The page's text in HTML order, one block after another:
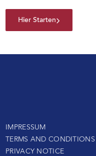
Hier Starten
IMPRESSUM
TERMS AND CONDITIONS
PRIVACY NOTICE